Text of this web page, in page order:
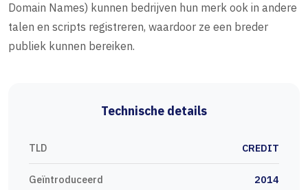
Domain Names) kunnen bedrijven hun merk ook in andere
talen en scripts registreren, waardoor ze een breder
publiek kunnen bereiken.
Technische details
TLD CREDIT
Geïntroduceerd 2014